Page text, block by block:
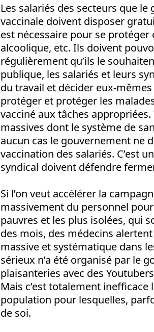
Les salariés des secteurs que
vaccinale doivent disposer
est nécessaire pour se protéger
alcoolique, etc. Ils doivent
régulièrement qu’ils le
publique, les salariés et leurs
du travail et décider eux-
protéger et protéger les
vacciné aux tâches
massives dont le système de
aucun cas le gouvernement ne
vaccination des salariés. C’est
syndical doivent défendre
Si l’on veut accélérer la
massivement du personnel
pauvres et les plus isolées, qui
des mois, des médecins
massive et systématique dans
sérieux n’a été organisé par le
plaisanteries avec des
Mais c’est totalement inefficace
population pour lesquelles,
de soi.